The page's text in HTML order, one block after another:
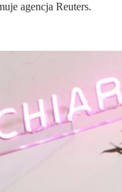
agencja Reuters.